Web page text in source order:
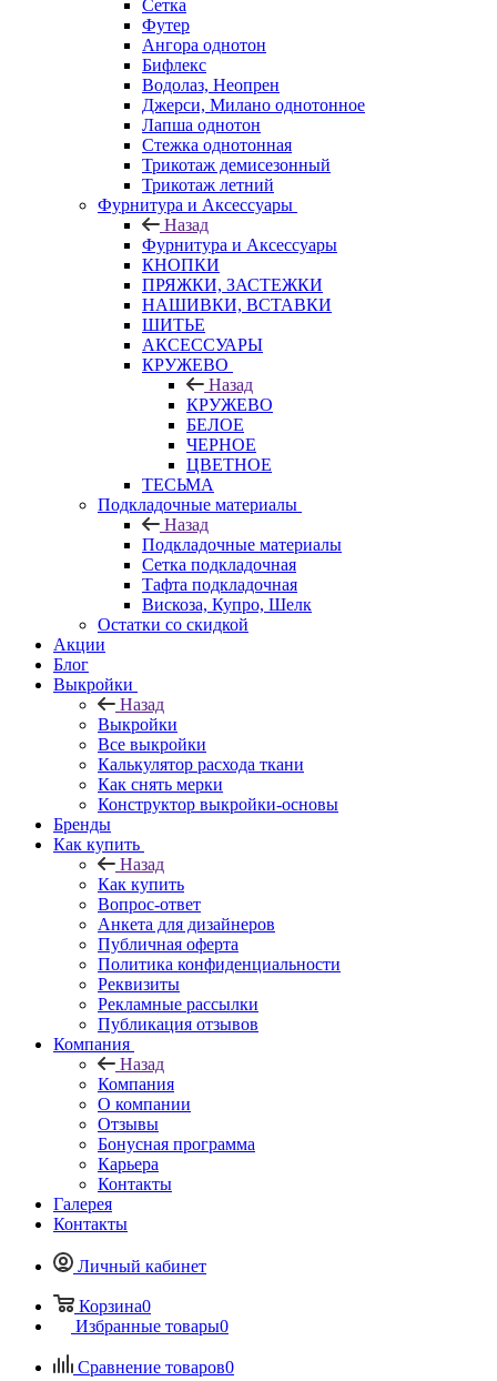
Сетка
Футер
Ангора однотон
Бифлекс
Водолаз, Неопрен
Джерси, Милано однотонное
Лапша однотон
Стежка однотонная
Трикотаж демисезонный
Трикотаж летний
Фурнитура и Аксессуары
Назад
Фурнитура и Аксессуары
КНОПКИ
ПРЯЖКИ, ЗАСТЕЖКИ
НАШИВКИ, ВСТАВКИ
ШИТЬЕ
АКСЕССУАРЫ
КРУЖЕВО
Назад
КРУЖЕВО
БЕЛОЕ
ЧЕРНОЕ
ЦВЕТНОЕ
ТЕСЬМА
Подкладочные материалы
Назад
Подкладочные материалы
Сетка подкладочная
Тафта подкладочная
Вискоза, Купро, Шелк
Остатки со скидкой
Акции
Блог
Выкройки
Назад
Выкройки
Все выкройки
Калькулятор расхода ткани
Как снять мерки
Конструктор выкройки-основы
Бренды
Как купить
Назад
Как купить
Вопрос-ответ
Анкета для дизайнеров
Публичная оферта
Политика конфиденциальности
Реквизиты
Рекламные рассылки
Публикация отзывов
Компания
Назад
Компания
О компании
Отзывы
Бонусная программа
Карьера
Контакты
Галерея
Контакты
Личный кабинет
Корзина0
Избранные товары0
Сравнение товаров0